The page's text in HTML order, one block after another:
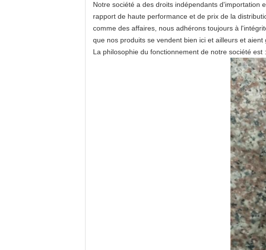
Notre société a des droits indépendants d'importation
rapport de haute performance et de prix de la
comme des affaires, nous adhérons toujours à
que nos produits se vendent bien ici et ailleurs et aient
La philosophie du fonctionnement de notre société